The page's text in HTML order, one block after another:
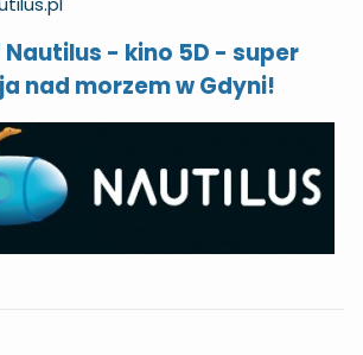
- kino 5D - super
nad morzem w Gdyni!